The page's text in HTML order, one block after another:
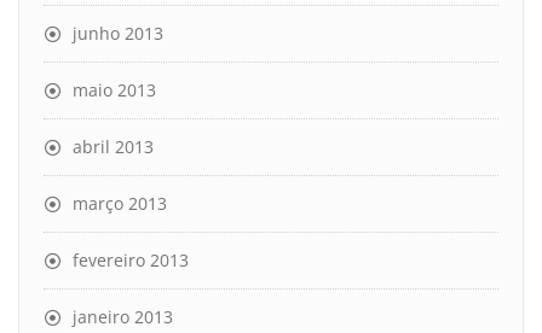
junho 2013
maio 2013
abril 2013
março 2013
fevereiro 2013
janeiro 2013